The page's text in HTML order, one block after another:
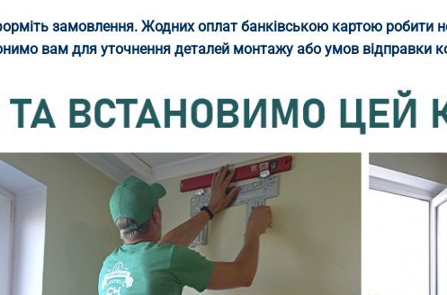
замовлення. Жодних оплат банківською картою робити
вам для уточнення деталей монтажу або умов відправки